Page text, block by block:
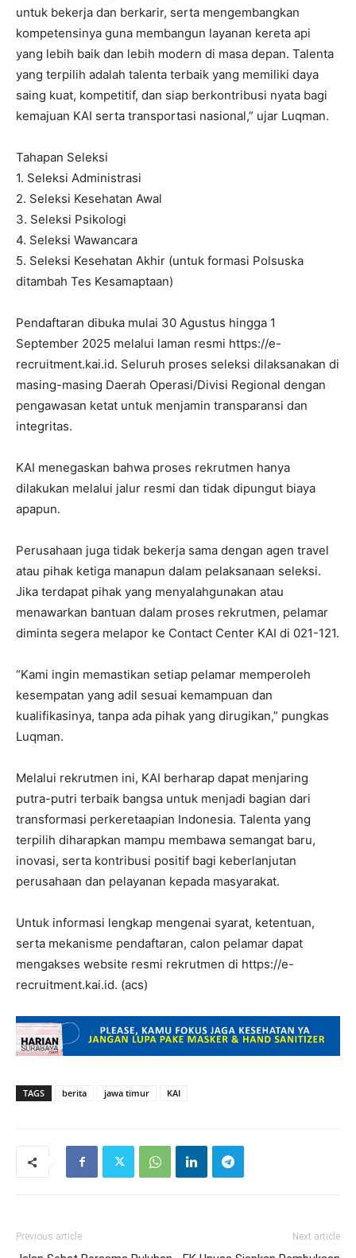
untuk bekerja dan berkarir, serta mengembangkan
kompetensinya guna membangun layanan kereta api
yang lebih baik dan lebih modern di masa depan. Talenta
yang terpilih adalah talenta terbaik yang memiliki daya
saing kuat, kompetitif, dan siap berkontribusi nyata bagi
kemajuan KAI serta transportasi nasional,” ujar Luqman.
Tahapan Seleksi
1. Seleksi Administrasi
2. Seleksi Kesehatan Awal
3. Seleksi Psikologi
4. Seleksi Wawancara
5. Seleksi Kesehatan Akhir (untuk formasi Polsuska
ditambah Tes Kesamaptaan)
Pendaftaran dibuka mulai 30 Agustus hingga 1
September 2025 melalui laman resmi https://e-
recruitment.kai.id. Seluruh proses seleksi dilaksanakan di
masing-masing Daerah Operasi/Divisi Regional dengan
pengawasan ketat untuk menjamin transparansi dan
integritas.
KAI menegaskan bahwa proses rekrutmen hanya
dilakukan melalui jalur resmi dan tidak dipungut biaya
apapun.
Perusahaan juga tidak bekerja sama dengan agen travel
atau pihak ketiga manapun dalam pelaksanaan seleksi.
Jika terdapat pihak yang menyalahgunakan atau
menawarkan bantuan dalam proses rekrutmen, pelamar
diminta segera melapor ke Contact Center KAI di 021-121.
“Kami ingin memastikan setiap pelamar memperoleh
kesempatan yang adil sesuai kemampuan dan
kualifikasinya, tanpa ada pihak yang dirugikan,” pungkas
Luqman.
Melalui rekrutmen ini, KAI berharap dapat menjaring
putra-putri terbaik bangsa untuk menjadi bagian dari
transformasi perkeretaapian Indonesia. Talenta yang
terpilih diharapkan mampu membawa semangat baru,
inovasi, serta kontribusi positif bagi keberlanjutan
perusahaan dan pelayanan kepada masyarakat.
Untuk informasi lengkap mengenai syarat, ketentuan,
serta mekanisme pendaftaran, calon pelamar dapat
mengakses website resmi rekrutmen di https://e-
recruitment.kai.id. (acs)
TAGS berita jawa timur KAI
Previous article Next article